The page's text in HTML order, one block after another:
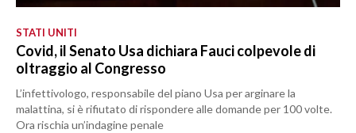
STATI UNITI
Covid, il Senato Usa dichiara Fauci colpevole di
oltraggio al Congresso
L’infettivologo, responsabile del piano Usa per arginare la
malattina, si è rifiutato di rispondere alle domande per 100 volte.
Ora rischia un’indagine penale